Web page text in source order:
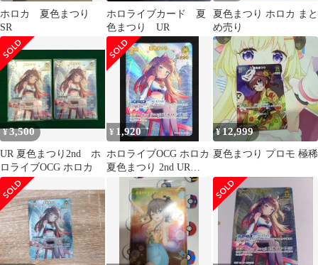
ホロカ 夏色まつり
SR
ホロライブカード 夏
色まつり UR
夏色まつり ホロカ まと
め売り
¥3,500
UR 夏色まつり2nd ホ
ロライブOCG ホロカ
¥ 1,920
ホロライブOCG ホロカ
夏色まつり 2nd UR
hBP06-077 トレカ TCG
¥ 12,999
夏色まつり プロモ 極稀